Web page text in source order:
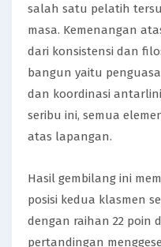
salah satu pelatih
masa. Kemenangan
dari konsistensi dan
bangun yaitu
dan koordinasi
seribu ini, semua
atas lapangan.
Hasil gembilang ini
posisi kedua klasmen
dengan raihan 22 poin
pertandingan